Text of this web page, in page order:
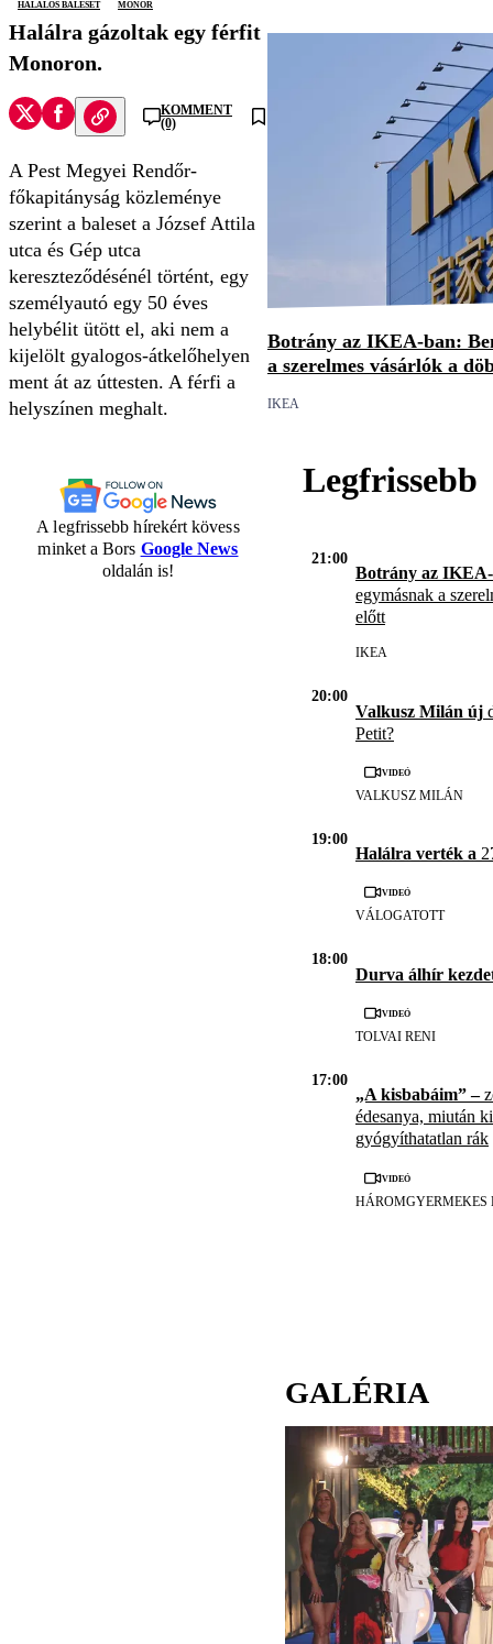
halálos baleset
Monor
Halálra gázoltak egy férfit
Monoron.
KOMMENT
(0)
A Pest Megyei Rendőr-
főkapitányság közleménye
szerint a baleset a József Attila
utca és Gép utca
kereszteződésénél történt, egy
személyautó egy 50 éves
helybélit ütött el, aki nem a
kijelölt gyalogos-átkelőhelyen
ment át az úttesten. A férfi a
helyszínen meghalt.
A legfrissebb hírekért kövess
minket a Bors Google News
oldalán is!
Botrány az IKEA-ban:
a szerelmes vásárlók a
IKEA
Legfrissebb
21:00
Botrány az
egymásnak a
előtt
IKEA
20:00
Valkusz Milán új
Petit?
Videó
VALKUSZ MILÁN
19:00
Halálra verték a
Videó
VÁLOGATOTT
18:00
Durva álhír
Videó
TOLVAI RENI
17:00
„A kisbabáim” –
édesanya, miután
gyógyíthatatlan rák
Videó
HÁROMGYERMEKES
GALÉRIA